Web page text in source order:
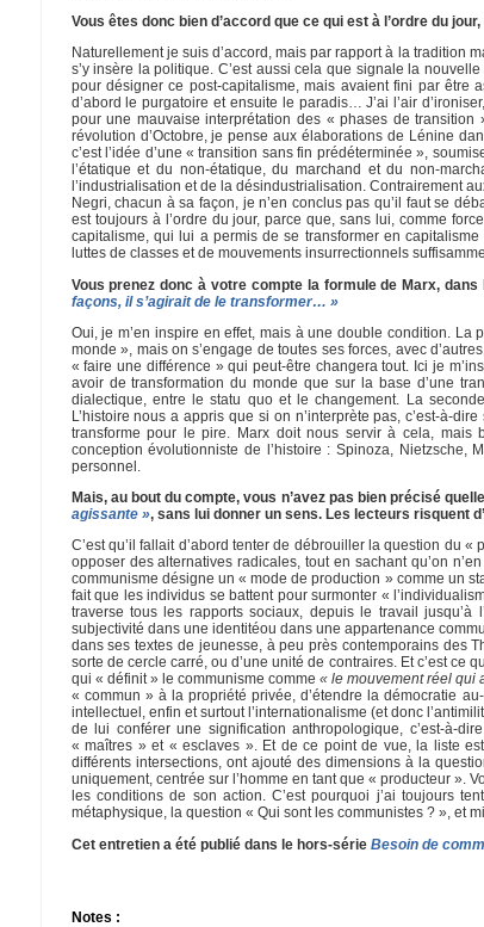
Vous êtes donc bien d’accord que ce qui est à l’ordre du
Naturellement je suis d’accord, mais par rapport à la tradition
s’y insère la politique. C’est aussi cela que signale la
pour désigner ce post-capitalisme, mais avaient fini par être
d’abord le purgatoire et ensuite le paradis… J’ai l’air
pour une mauvaise interprétation des « phases de
révolution d’Octobre, je pense aux élaborations de Lénine
c’est l’idée d’une « transition sans fin prédéterminée »,
l’étatique et du non-étatique, du marchand et du non-
l’industrialisation et de la désindustrialisation. Contrairement
Negri, chacun à sa façon, je n’en conclus pas qu’il faut se
est toujours à l’ordre du jour, parce que, sans lui, comme
capitalisme, qui lui a permis de se transformer en
luttes de classes et de mouvements insurrectionnels
Vous prenez donc à votre compte la formule de Marx,
façons, il s’agirait de le transformer… »
Oui, je m’en inspire en effet, mais à une double condition.
monde », mais on s’engage de toutes ses forces, avec
« faire une différence » qui peut-être changera tout. Ici je
avoir de transformation du monde que sur la base d’une
dialectique, entre le statu quo et le changement. La
L’histoire nous a appris que si on n’interprète pas, c’est-à-
transforme pour le pire. Marx doit nous servir à cela, mais
conception évolutionniste de l’histoire : Spinoza, Nietzsche,
personnel.
Mais, au bout du compte, vous n’avez pas bien précisé
agissante », sans lui donner un sens. Les lecteurs risquent
C’est qu’il fallait d’abord tenter de débrouiller la question du
opposer des alternatives radicales, tout en sachant qu’on
communisme désigne un « mode de production » comme un
fait que les individus se battent pour surmonter «
traverse tous les rapports sociaux, depuis le travail
subjectivité dans une identitéou dans une appartenance
dans ses textes de jeunesse, à peu près contemporains des
sorte de cercle carré, ou d’une unité de contraires. Et c’est
qui « définit » le communisme comme « le mouvement réel qui
« commun » à la propriété privée, d’étendre la démocratie
intellectuel, enfin et surtout l’internationalisme (et donc
de lui conférer une signification anthropologique, c’est-à-
« maîtres » et « esclaves ». Et de ce point de vue, la liste
différents intersections, ont ajouté des dimensions à la
uniquement, centrée sur l’homme en tant que « producteur ».
les conditions de son action. C’est pourquoi j’ai toujours
métaphysique, la question « Qui sont les communistes ? », et
Cet entretien a été publié dans le hors-série Besoin de
Notes :